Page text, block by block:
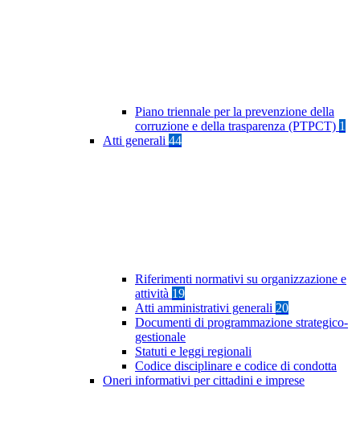
Piano triennale per la prevenzione della
corruzione e della trasparenza (PTPCT) 1
Atti generali 44
Riferimenti normativi su organizzazione e
attività 19
Atti amministrativi generali 20
Documenti di programmazione strategico-
gestionale
Statuti e leggi regionali
Codice disciplinare e codice di condotta
Oneri informativi per cittadini e imprese